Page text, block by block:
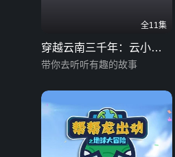
全11集
穿越云南三千年：云小志
漫游记 第二季
带你去听听有趣的故事